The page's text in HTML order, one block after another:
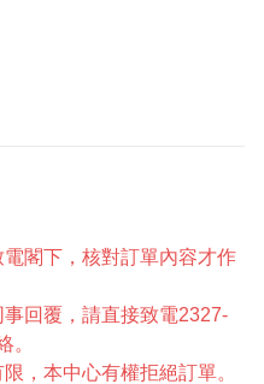
電閣下，核對訂單內容才作
回覆，請直接致電2327-
。
，本中心有權拒絕訂單。